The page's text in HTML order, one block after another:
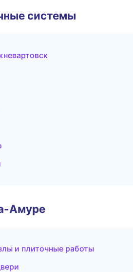
системы
Амуре
и плиточные работы